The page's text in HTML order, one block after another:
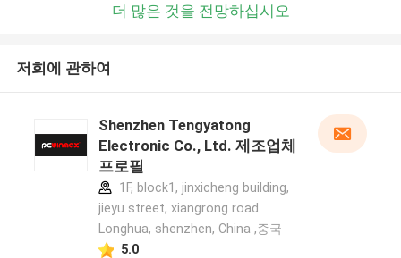
더 많은 것을 전망하십시오
저희에 관하여
Shenzhen Tengyatong
Electronic Co., Ltd. 제조업체
프로필
1F, block1, jinxicheng building,
jieyu street, xiangrong road
Longhua, shenzhen, China ,중국
5.0